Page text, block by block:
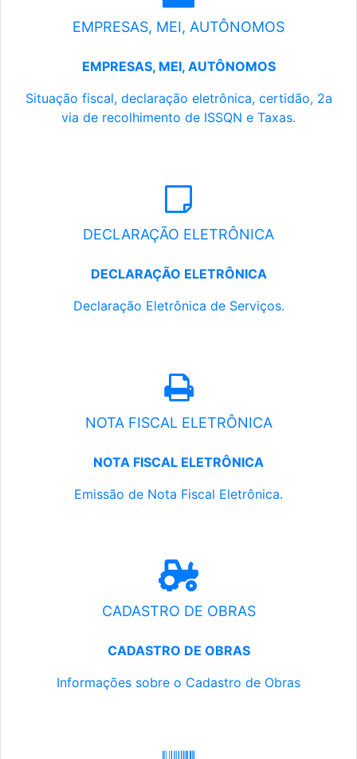
EMPRESAS, MEI, AUTÔNOMOS
EMPRESAS, MEI, AUTÔNOMOS
Situação fiscal, declaração eletrônica, certidão, 2a
via de recolhimento de ISSQN e Taxas.
DECLARAÇÃO ELETRÔNICA
DECLARAÇÃO ELETRÔNICA
Declaração Eletrônica de Serviços.
NOTA FISCAL ELETRÔNICA
NOTA FISCAL ELETRÔNICA
Emissão de Nota Fiscal Eletrônica.
CADASTRO DE OBRAS
CADASTRO DE OBRAS
Informações sobre o Cadastro de Obras